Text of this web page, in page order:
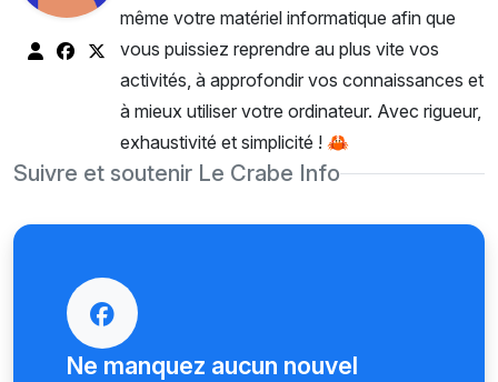
même votre matériel informatique afin que
vous puissiez reprendre au plus vite vos
activités, à approfondir vos connaissances et
à mieux utiliser votre ordinateur. Avec rigueur,
exhaustivité et simplicité ! 🦀
Suivre et soutenir Le Crabe Info
Ne manquez aucun nouvel